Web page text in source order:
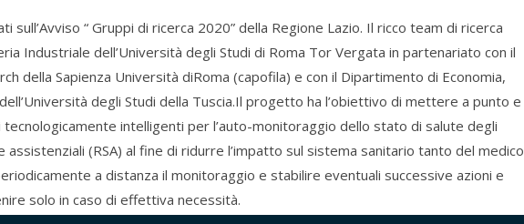
sull’Avviso “ Gruppi di ricerca 2020” della Regione Lazio. Il ricco team di ricerca
Industriale dell’Università degli Studi di Roma Tor Vergata in partenariato con il
della Sapienza Università diRoma (capofila) e con il Dipartimento di Economia,
degli Studi della Tuscia.Il progetto ha l’obiettivo di mettere a punto e
intelligenti per l’auto-monitoraggio dello stato di salute degli
assistenziali (RSA) al fine di ridurre l’impatto sul sistema sanitario tanto del medico
a distanza il monitoraggio e stabilire eventuali successive azioni e
solo in caso di effettiva necessità.